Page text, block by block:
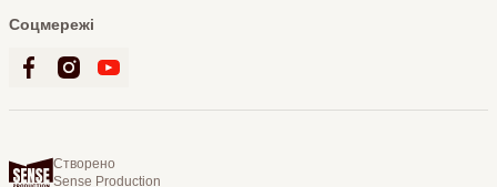
Соцмережі
Створено
Sense Production